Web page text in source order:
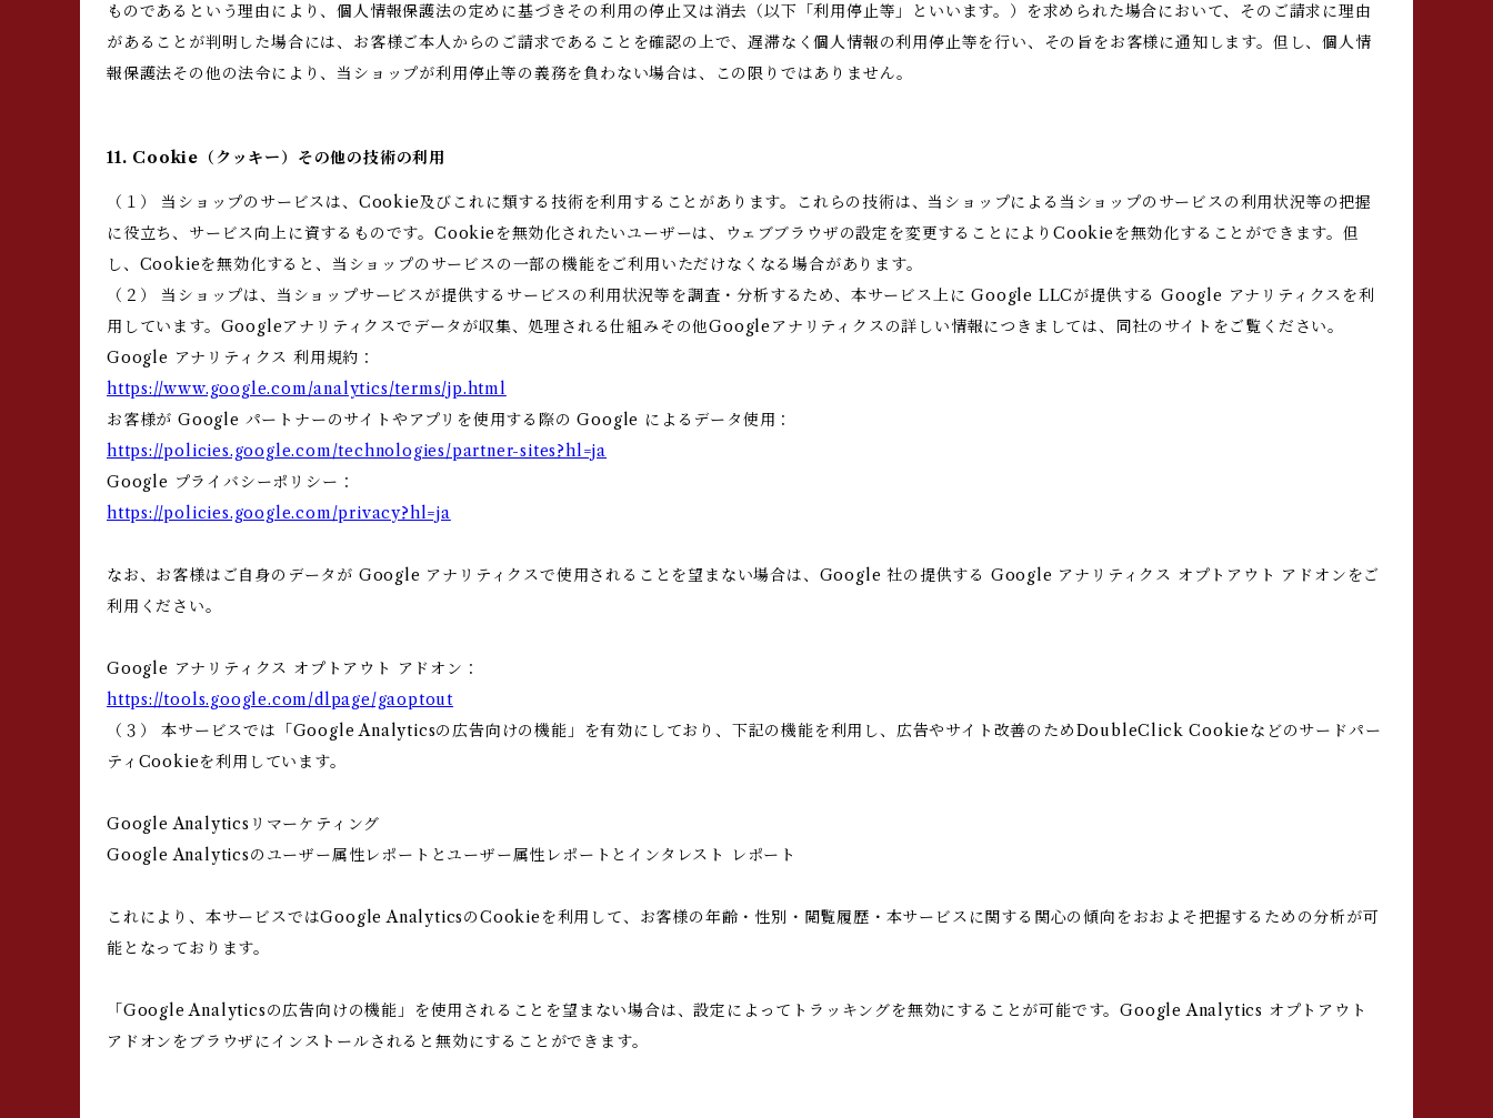
ものであるという理由により、個人情報保護法の定めに基づきその利用の停止又は消去（以下「利用停止等」といいます。）を求められた場合において、そのご請求に理由
があることが判明した場合には、お客様ご本人からのご請求であることを確認の上で、遅滞なく個人情報の利用停止等を行い、その旨をお客様に通知します。但し、個人情
報保護法その他の法令により、当ショップが利用停止等の義務を負わない場合は、この限りではありません。
11. Cookie（クッキー）その他の技術の利用
（１） 当ショップのサービスは、Cookie及びこれに類する技術を利用することがあります。これらの技術は、当ショップによる当ショップのサービスの利用状況等の把握
に役立ち、サービス向上に資するものです。Cookieを無効化されたいユーザーは、ウェブブラウザの設定を変更することによりCookieを無効化することができます。但
し、Cookieを無効化すると、当ショップのサービスの一部の機能をご利用いただけなくなる場合があります。
（２） 当ショップは、当ショップサービスが提供するサービスの利用状況等を調査・分析するため、本サービス上に Google LLCが提供する Google アナリティクスを利
用しています。Googleアナリティクスでデータが収集、処理される仕組みその他Googleアナリティクスの詳しい情報につきましては、同社のサイトをご覧ください。
Google アナリティクス 利用規約：
https://www.google.com/analytics/terms/jp.html
お客様が Google パートナーのサイトやアプリを使用する際の Google によるデータ使用：
https://policies.google.com/technologies/partner-sites?hl=ja
Google プライバシーポリシー：
https://policies.google.com/privacy?hl=ja
なお、お客様はご自身のデータが Google アナリティクスで使用されることを望まない場合は、Google 社の提供する Google アナリティクス オプトアウト アドオンをご
利用ください。
Google アナリティクス オプトアウト アドオン：
https://tools.google.com/dlpage/gaoptout
（３） 本サービスでは「Google Analyticsの広告向けの機能」を有効にしており、下記の機能を利用し、広告やサイト改善のためDoubleClick Cookieなどのサードパー
ティCookieを利用しています。
Google Analyticsリマーケティング
Google Analyticsのユーザー属性レポートとユーザー属性レポートとインタレスト レポート
これにより、本サービスではGoogle AnalyticsのCookieを利用して、お客様の年齢・性別・閲覧履歴・本サービスに関する関心の傾向をおおよそ把握するための分析が可
能となっております。
「Google Analyticsの広告向けの機能」を使用されることを望まない場合は、設定によってトラッキングを無効にすることが可能です。Google Analytics オプトアウト
アドオンをブラウザにインストールされると無効にすることができます。